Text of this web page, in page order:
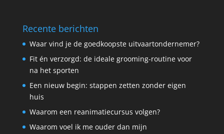
Recente berichten
Waar vind je de goedkoopste uitvaartondernemer?
Fit én verzorgd: de ideale grooming-routine voor
na het sporten
Een nieuw begin: stappen zetten zonder eigen
huis
Waarom een reanimatiecursus volgen?
Waarom voel ik me ouder dan mijn